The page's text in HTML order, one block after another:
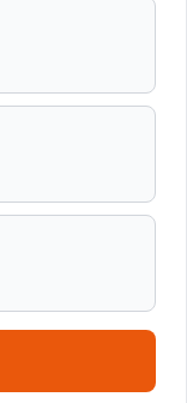
कार्यवाही
2029-30 के